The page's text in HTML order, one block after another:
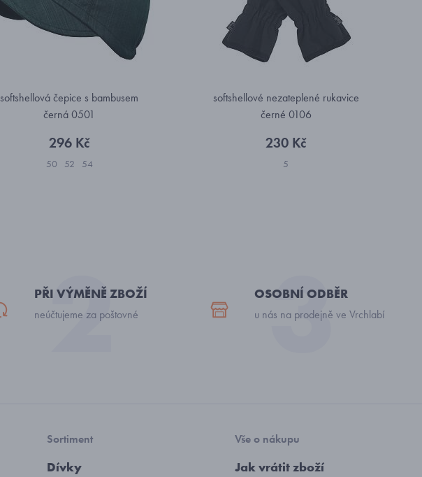
softshellová čepice s bambusem
černá 0501
296 Kč
50 52 54
softshellové nezateplené rukavice
černé 0106
230 Kč
5
PŘI VÝMĚNĚ ZBOŽÍ
neúčtujeme za poštovné
OSOBNÍ ODBĚR
u nás na prodejně ve Vrchlabí
Sortiment
Dívky
Vše o nákupu
Jak vrátit zboží